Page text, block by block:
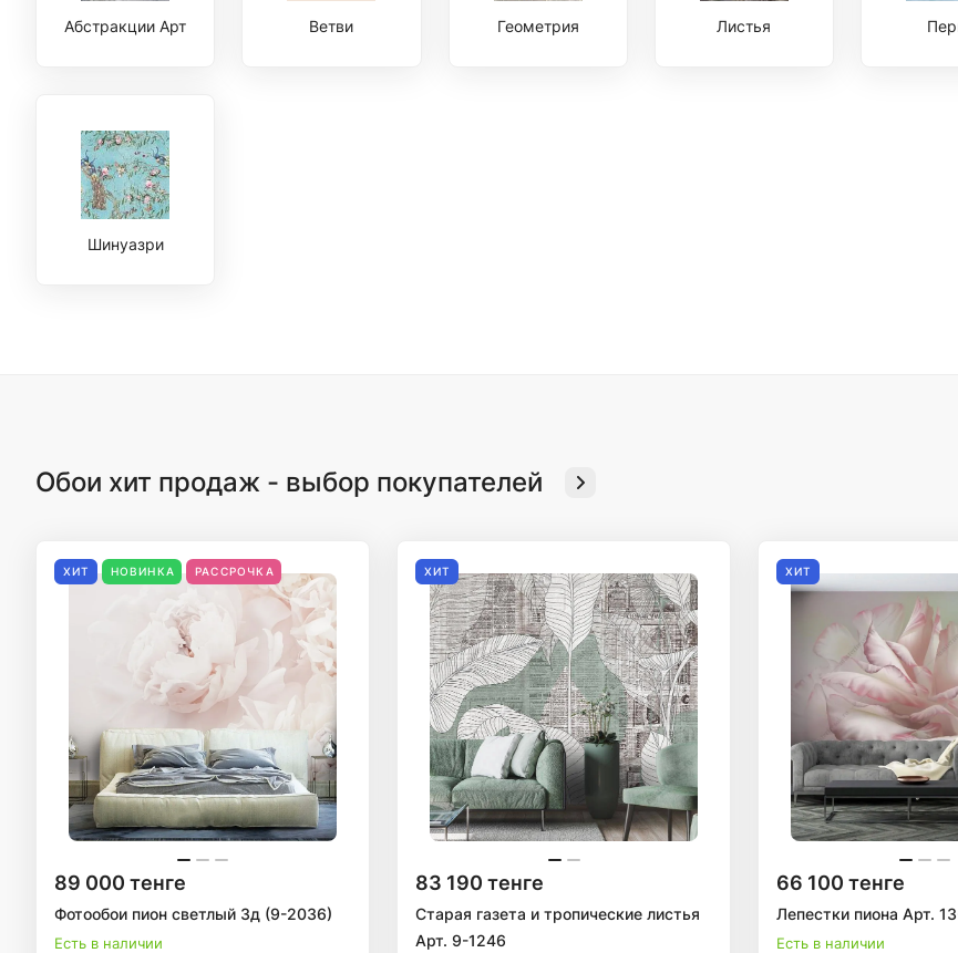
Абстракции Арт Ветви Геометрия Листья
Шинуазри
Обои хит продаж - выбор покупателей
ХИТ НОВИНКА РАССРОЧКА
89 000 тенге
Фотообои пион светлый 3д (9-2036)
Есть в наличии
ХИТ
83 190 тенге
Старая газета и тропические листья
Арт. 9-1246
ХИТ
66 100 тенге
Лепестки пиона Арт.
Есть в наличии